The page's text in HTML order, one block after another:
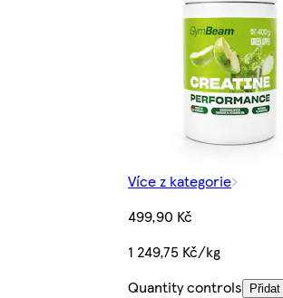
Více z kategorie
499,90 Kč
1 249,75 Kč/kg
Quantity controls
Přidat